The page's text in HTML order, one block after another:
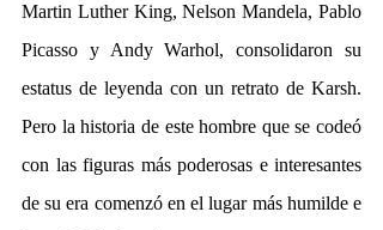
Martin Luther King, Nelson Mandela, Pablo
Picasso y Andy Warhol, consolidaron su
estatus de leyenda con un retrato de Karsh.
Pero la historia de este hombre que se codeó
con las figuras más poderosas e interesantes
de su era comenzó en el lugar más humilde e